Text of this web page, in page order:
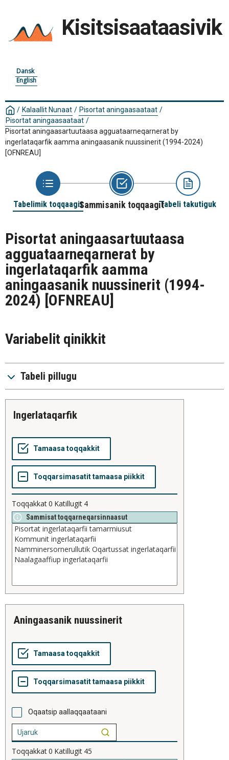
Kisitsisaataasivik
Dansk
English
/ Kalaallit Nunaat / Pisortat aningaasaataat /
Pisortat aningaasaataat /
Pisortat aningaasartuutaasa agguataarneqarnerat by
ingerlataqarfik aamma aningaasanik nuussinerit (1994-2024)
[OFNREAU]
Tabelimik toqqaagitSammisanik toqqaagitTabeli takutiguk
Pisortat aningaasartuutaasa
agguataarneqarnerat by
ingerlataqarfik aamma
aningaasanik nuussinerit (1994-
2024) [OFNREAU]
Variabelit qinikkit
Tabeli pillugu
ingerlataqarfik
Toqqakkat0 Katillugit 4
Sammisat toqqarneqarsinnaasut
aningaasanik nuussinerit
Oqaatsip aallaqqaataani
Toqqakkat0 Katillugit 45